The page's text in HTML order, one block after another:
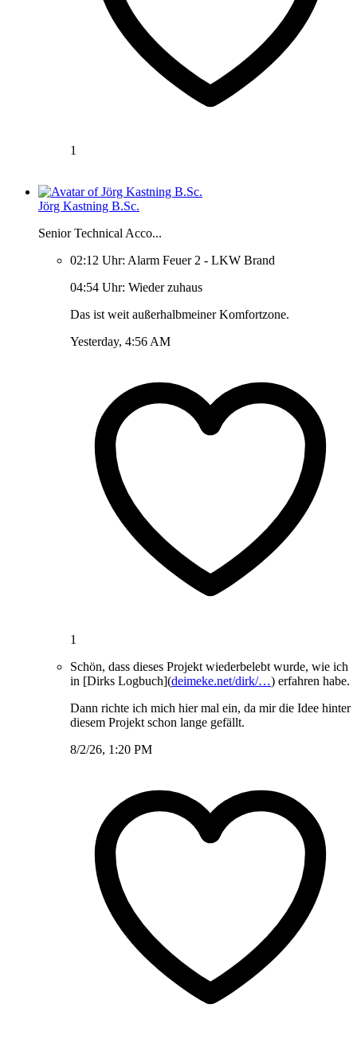
1
Jörg Kastning B.Sc.
Senior Technical Acco...
02:12 Uhr: Alarm Feuer 2 - LKW Brand
04:54 Uhr: Wieder zuhaus
Das ist weit außerhalbmeiner Komfortzone.
Yesterday, 4:56 AM
1
Schön, dass dieses Projekt wiederbelebt wurde, wie ich
in [Dirks Logbuch](deimeke.net/dirk/…) erfahren habe.
Dann richte ich mich hier mal ein, da mir die Idee hinter
diesem Projekt schon lange gefällt.
8/2/26, 1:20 PM